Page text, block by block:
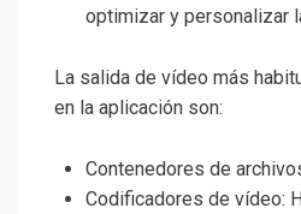
optimizar y personalizar
La salida de vídeo más
en la aplicación son:
Contenedores de
Codificadores de vídeo: